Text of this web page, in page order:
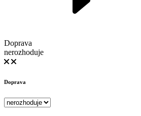
Doprava
nerozhoduje
Doprava